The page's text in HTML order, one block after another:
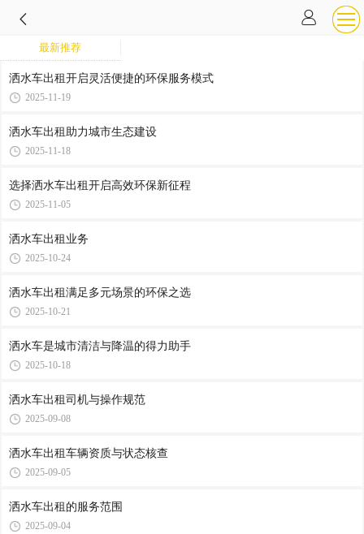
最新推荐
洒水车出租开启灵活便捷的环保服务模式
2025-11-19
洒水车出租助力城市生态建设
2025-11-18
选择洒水车出租开启高效环保新征程
2025-11-05
洒水车出租业务
2025-10-24
洒水车出租满足多元场景的环保之选
2025-10-21
洒水车是城市清洁与降温的得力助手
2025-10-18
洒水车出租司机与操作规范
2025-09-08
洒水车出租车辆资质与状态核查
2025-09-05
洒水车出租的服务范围
2025-09-04